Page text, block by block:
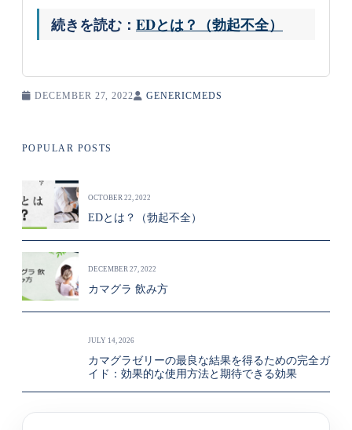
続きを読む： EDとは？（勃起不全）
DECEMBER 27, 2022 GENERICMEDS
POPULAR POSTS
OCTOBER 22, 2022
EDとは？（勃起不全）
DECEMBER 27, 2022
カマグラ 飲み方
JULY 14, 2026
カマグラゼリーの最良な結果を得るための完全ガ
イド：効果的な使用方法と期待できる効果